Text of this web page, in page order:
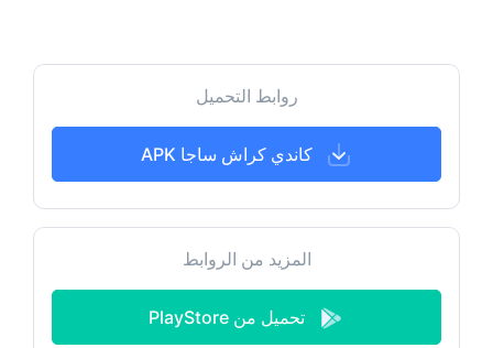
روابط التحميل
كاندي كراش ساجا APK
المزيد من الروابط
تحميل من PlayStore